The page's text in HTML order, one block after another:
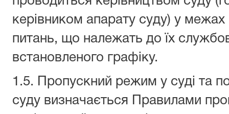
керівником апарату суду) у
питань, що належать до їх
встановленого графіку.
1.5. Пропускний режим у суді та
суду визначається Правилами